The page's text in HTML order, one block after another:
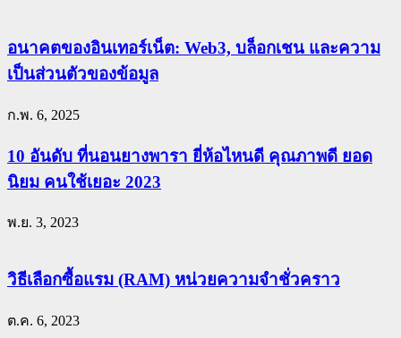
อนาคตของอินเทอร์เน็ต: Web3, บล็อกเชน และความ
เป็นส่วนตัวของข้อมูล
ก.พ. 6, 2025
10 อันดับ ที่นอนยางพารา ยี่ห้อไหนดี คุณภาพดี ยอด
นิยม คนใช้เยอะ 2023
พ.ย. 3, 2023
วิธีเลือกซื้อแรม (RAM) หน่วยความจำชั่วคราว
ต.ค. 6, 2023